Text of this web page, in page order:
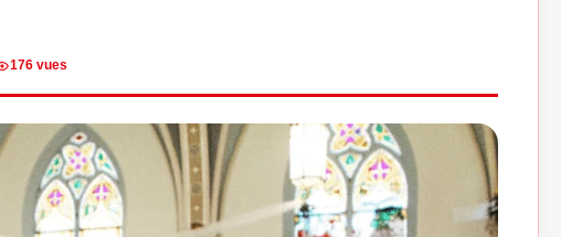
176 vues